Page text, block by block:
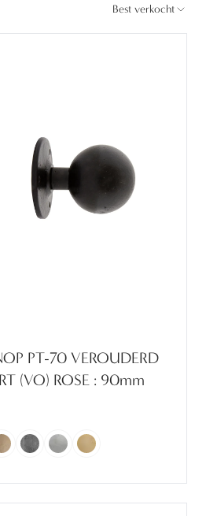
Best verkocht
PT-70 VEROUDERD
(VO) ROSE : 90mm